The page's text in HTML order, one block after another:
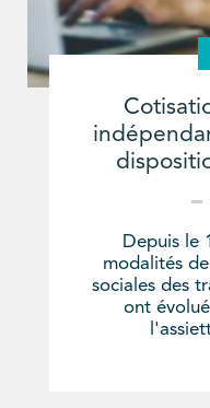
Depuis le
modalités
sociales des
ont